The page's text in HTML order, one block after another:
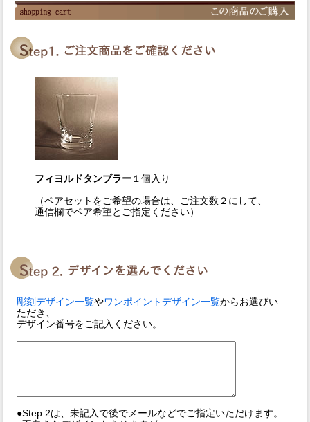
フィヨルドタンブラー１個入り
（ペアセットをご希望の場合は、ご注文数２にして、
通信欄でペア希望とご指定ください）
彫刻デザイン一覧やワンポイントデザイン一覧からお選びい
ただき、
デザイン番号をご記入ください。
●Step.2は、未記入で後でメールなどでご指定いただけます。